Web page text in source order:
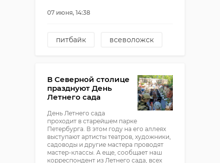
07 июня, 14:38
питбайк
всеволожск
В Северной столице
празднуют День
Летнего сада
День Летнего сада
проходит в старейшем парке
Петербурга. В этом году на его аллеях
выступают артисты театров, художники,
садоводы и другие мастера проводят
мастер-классы. А еще, сообщает наш
корреспондент из Летнего сада, всех